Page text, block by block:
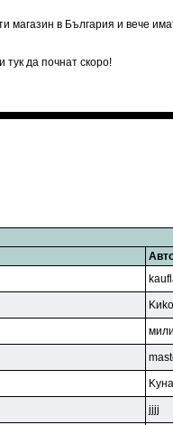
магазин в България и вече
да почнат скоро!
Kиko
jjjj